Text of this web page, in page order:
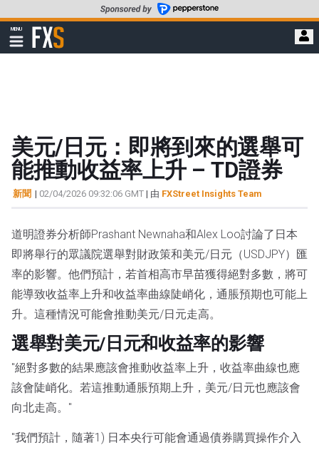
至
要
MENU
顯
示
FXStreet
美元/日元：即將到來的選舉可
能推動收益率上升 – TD證券
新聞 | 02/04/2026 09:32:06 GMT | 由 FXStreet Insights Team
道明證券分析師Prashant Newnaha和Alex Loo討論了日本
即將舉行的眾議院選舉對財政策和美元/日元（USDJPY）匯
率的影響。他們預計，若首相高市早苗獲得絕對多數，將可
能導致收益率上升和收益率曲線陡峭化，通脹預期也可能上
升。這種情況可能會推動美元/日元走高。
選舉對美元/日元和收益率的影響
"絕對多數的結果應該會推動收益率上升，收益率曲線也應
該會陡峭化。若這推動通脹預期上升，美元/日元也應該會
向北走高。"
"我們預計，隨著1) 日本央行可能會通過債券購買操作介入